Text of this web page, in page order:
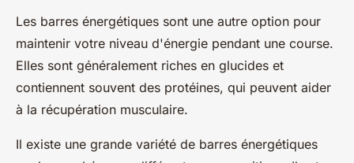
Les barres énergétiques sont une autre option pour
maintenir votre niveau d'énergie pendant une course.
Elles sont généralement riches en glucides et
contiennent souvent des protéines, qui peuvent aider
à la récupération musculaire.
Il existe une grande variété de barres énergétiques